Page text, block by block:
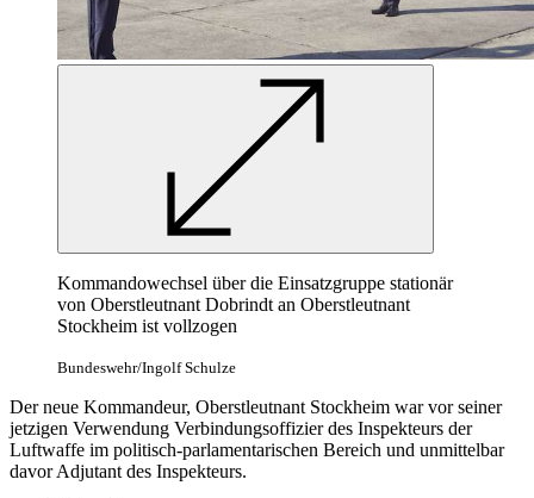
Kommandowechsel über die Einsatzgruppe stationär
von Oberstleutnant Dobrindt an Oberstleutnant
Stockheim ist vollzogen
Bundeswehr/Ingolf Schulze
Der neue Kommandeur, Oberstleutnant Stockheim war vor seiner
jetzigen Verwendung Verbindungsoffizier des Inspekteurs der
Luftwaffe im politisch-parlamentarischen Bereich und unmittelbar
davor Adjutant des Inspekteurs.